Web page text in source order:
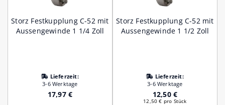
Storz Festkupplung C-52 mit
Aussengewinde 1 1/4 Zoll
Lieferzeit:
3-6 Werktage
17,97 €
Storz Festkupplung C-52 mit
Aussengewinde 1 1/2 Zoll
Lieferzeit:
3-6 Werktage
12,50 €
12,50 € pro Stück